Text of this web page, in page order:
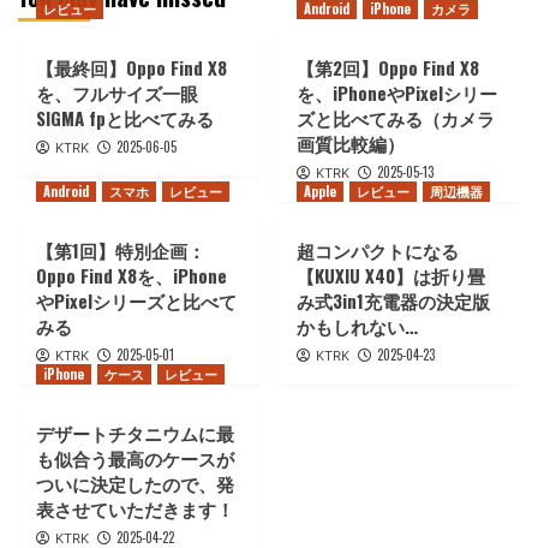
レビュー
【最終回】Oppo Find X8
を、フルサイズ一眼
SIGMA fpと比べてみる
KTRK 2025-06-05
Android iPhone カメラ
【第2回】Oppo Find X8
を、iPhoneやPixelシリー
ズと比べてみる（カメラ
画質比較編）
KTRK
2025-05-13
Android
スマホ レビュー
【第1回】特別企画：
Oppo Find X8を、iPhone
やPixelシリーズと比べて
みる
KTRK 2025-05-01
Apple レビュー 周辺機器
超コンパクトになる
【KUXIU X40】は折り畳
み式3in1充電器の決定版
かもしれない…
KTRK
2025-04-23
iPhone
ケース レビュー
デザートチタニウムに最
も似合う最高のケースが
ついに決定したので、発
表させていただきます！
KTRK 2025-04-22